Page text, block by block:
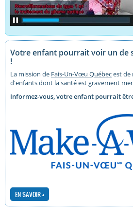
Votre enfant pourrait voir un de
!
La mission de Fais-Un-Vœu Québecest de
d'enfants dont la santé est gravement
Informez-vous, votre enfant pourrait
EN SAVOIR +